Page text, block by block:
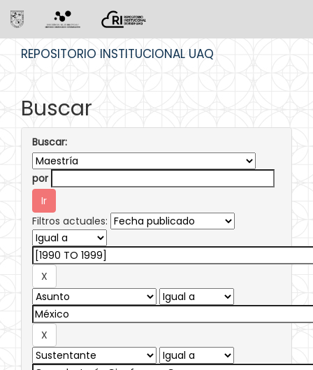
REPOSITORIO INSTITUCIONAL UAQ
Buscar
Buscar:
por
Filtros actuales: